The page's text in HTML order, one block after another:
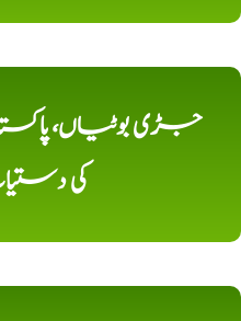
جڑی بوٹیاں،
کی